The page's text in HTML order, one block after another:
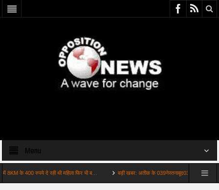
Menu
के 400 रुपये दे रही थी महिला फिर भी ब… बड़ी खबर: अतीक के 039नेस्तनाबूद039 घर जाएगा अबान